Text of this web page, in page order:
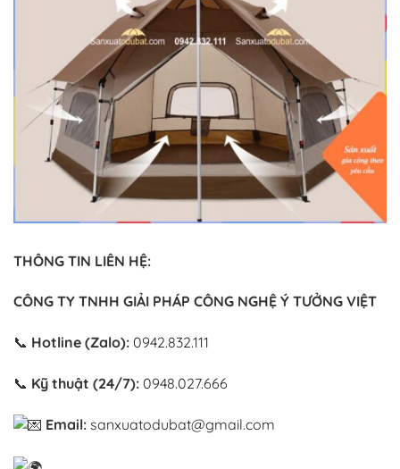
THÔNG TIN LIÊN HỆ:
CÔNG TY TNHH GIẢI PHÁP CÔNG NGHỆ Ý TƯỞNG VIỆT
📞 Hotline (Zalo): 0942.832.111
📞 Kỹ thuật (24/7): 0948.027.666
Email: sanxuatodubat@gmail.com